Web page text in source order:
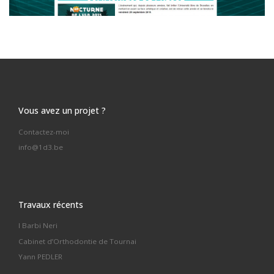
Vous avez un projet ?
Contactez-moi
info@1d3.be
Travaux récents
I Barbi Neri
Cabinet d’Orthodontie de Tournai
Yann PEDLER